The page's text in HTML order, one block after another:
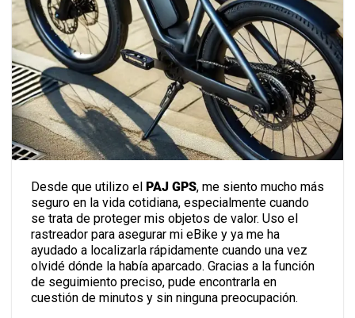
Desde que utilizo el PAJ GPS, me siento mucho
más seguro en la vida cotidiana, especialmente
cuando se trata de proteger mis objetos de valor.
Uso el rastreador para asegurar mi eBike y ya me
ha ayudado a localizarla rápidamente cuando una
vez olvidé dónde la había aparcado. Gracias a la
función de seguimiento preciso, pude encontrarla
en cuestión de minutos y sin ninguna preocupación.